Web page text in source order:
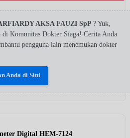
AKSA FAUZI SpP ? Yuk,
di Komunitas Dokter Siaga! Cerita Anda
pengguna lain menemukan dokter
Anda di Sini
Digital HEM-7124